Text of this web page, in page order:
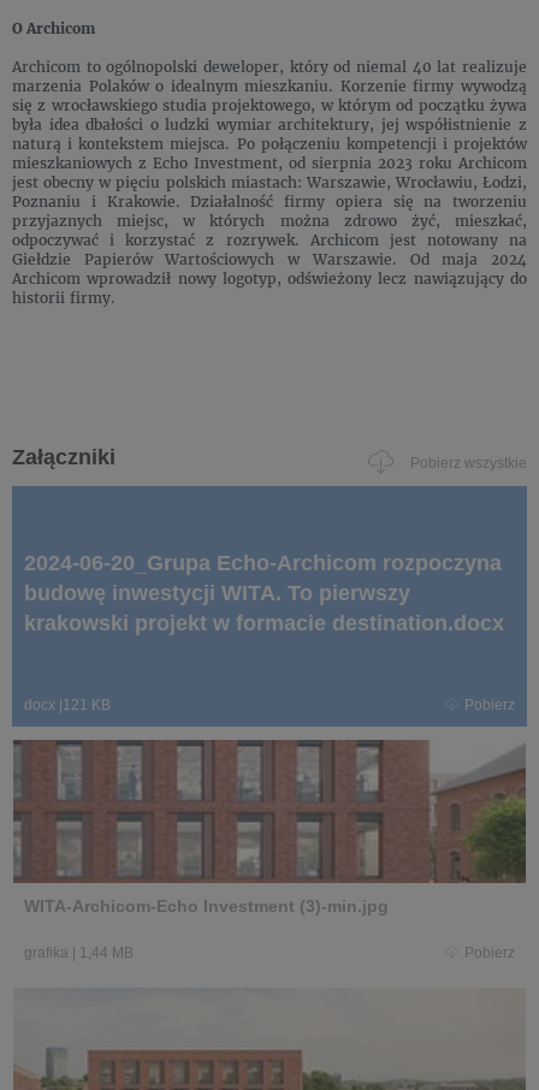
O Archicom
Archicom to ogólnopolski deweloper, który od niemal 40 lat realizuje
marzenia Polaków o idealnym mieszkaniu. Korzenie firmy wywodzą
się z wrocławskiego studia projektowego, w którym od początku żywa
była idea dbałości o ludzki wymiar architektury, jej współistnienie z
naturą i kontekstem miejsca. Po połączeniu kompetencji i projektów
mieszkaniowych z Echo Investment, od sierpnia 2023 roku Archicom
jest obecny w pięciu polskich miastach: Warszawie, Wrocławiu, Łodzi,
Poznaniu i Krakowie. Działalność firmy opiera się na tworzeniu
przyjaznych miejsc, w których można zdrowo żyć, mieszkać,
odpoczywać i korzystać z rozrywek. Archicom jest notowany na
Giełdzie Papierów Wartościowych w Warszawie. Od maja 2024
Archicom wprowadził nowy logotyp, odświeżony lecz nawiązujący do
historii firmy.
Załączniki Pobierz wszystkie
2024-06-20_Grupa Echo-Archicom rozpoczyna
budowę inwestycji WITA. To pierwszy
krakowski projekt w formacie destination.docx
docx 121 KB Pobierz
WITA-Archicom-Echo Investment (3)-min.jpg
grafika 1,44 MB Pobierz